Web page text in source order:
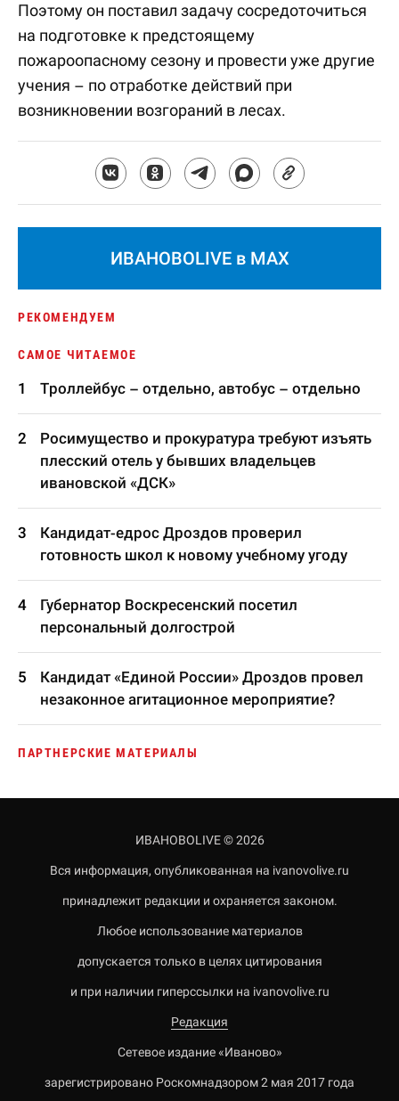
Поэтому он поставил задачу сосредоточиться
на подготовке к предстоящему
пожароопасному сезону и провести уже другие
учения – по отработке действий при
возникновении возгораний в лесах.
ИВАНОВОLIVE в MAX
РЕКОМЕНДУЕМ
САМОЕ ЧИТАЕМОЕ
Троллейбус – отдельно, автобус – отдельно
Росимущество и прокуратура требуют изъять
плесский отель у бывших владельцев
ивановской «ДСК»
Кандидат-едрос Дроздов проверил
готовность школ к новому учебному угоду
Губернатор Воскресенский посетил
персональный долгострой
Кандидат «Единой России» Дроздов провел
незаконное агитационное мероприятие?
ПАРТНЕРСКИЕ МАТЕРИАЛЫ
ИВАНОВОLIVE © 2026
Вся информация, опубликованная на ivanovolive.ru
принадлежит редакции и охраняется законом.
Любое использование материалов
допускается только в целях цитирования
и при наличии гиперссылки на ivanovolive.ru
Редакция
Сетевое издание «Иваново»
зарегистрировано Роскомнадзором 2 мая 2017 года